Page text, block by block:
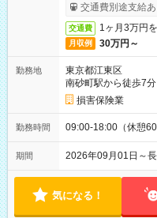
交通費別途支給あ
交通費 1ヶ月3万円
月収例 30万円～
勤務地
東京都江東区
南砂町駅から徒歩7分
損害保険業
勤務時間 09:00-18:00（休憩
期間 2026年09月01日～
気になる！